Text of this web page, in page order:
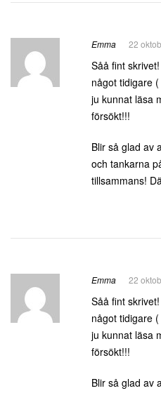
Emma 22
Såå fint
något tidigare
ju kunnat läsa
försökt!!!
Blir så glad av
och tankarna
tillsammans!
Emma 22
Såå fint
något tidigare
ju kunnat läsa
försökt!!!
Blir så glad av